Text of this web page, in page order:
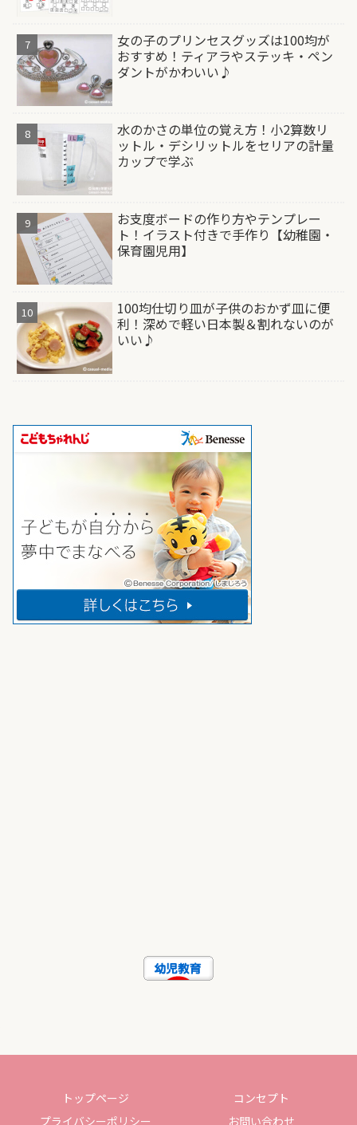
女の子のプリンセスグッズは100均が
おすすめ！ティアラやステッキ・ペン
ダントがかわいい♪
水のかさの単位の覚え方！小2算数リ
ットル・デシリットルをセリアの計量
カップで学ぶ
お支度ボードの作り方やテンプレー
ト！イラスト付きで手作り【幼稚園・
保育園児用】
100均仕切り皿が子供のおかず皿に便
利！深めで軽い日本製＆割れないのが
いい♪
トップページ
コンセプト
プライバシーポリシー
お問い合わせ